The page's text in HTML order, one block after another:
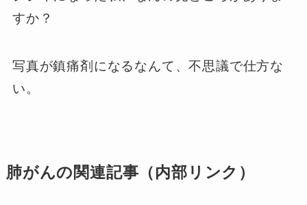
すか？
写真が鎮痛剤になるなんて、不思議で仕方な
い。
肺がんの関連記事（内部リンク）